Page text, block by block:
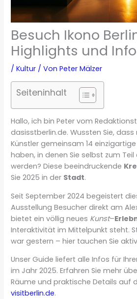
Besuch Ikono
Highlights und
/Kultur / VonPeter Mälzer
Seiteninhalt
Hallo, ich bin Peter vom
dasisstberlin.de. Wussten Sie,
Künstler gemeinsam 14
haben, in denen Sie selbst zum Teil
werden? Diese beeindruckende
Sie 2025 in der Stadt.
Seit September 2024 begeistert
Ausstellung Besucher direkt am
bietet ein völlig neues Kunst–
Interaktivität im Mittelpunkt steht.
war gestern – hier tauchen Sie
Unser Guide liefert alle Infos für
im Jahr 2025. Erfahren Sie mehr
Räume und praktische Details auf
visitberlin.de.